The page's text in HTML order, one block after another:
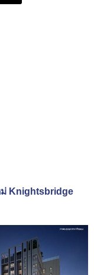
ม่ Knightsbridge